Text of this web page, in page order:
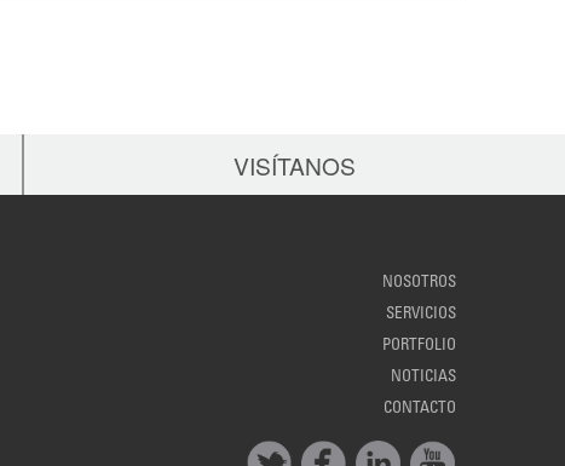
VISÍTANOS
NOSOTROS
SERVICIOS
PORTFOLIO
NOTICIAS
CONTACTO